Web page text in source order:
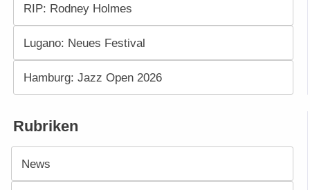
RIP: Rodney Holmes
Lugano: Neues Festival
Hamburg: Jazz Open 2026
Rubriken
News